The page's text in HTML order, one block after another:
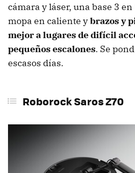
cámara y láser, una base 3
mopa en caliente ybrazos y
mejor a lugares de difícil
pequeños escalones. Se
escasos días.
Roborock Saros Z70